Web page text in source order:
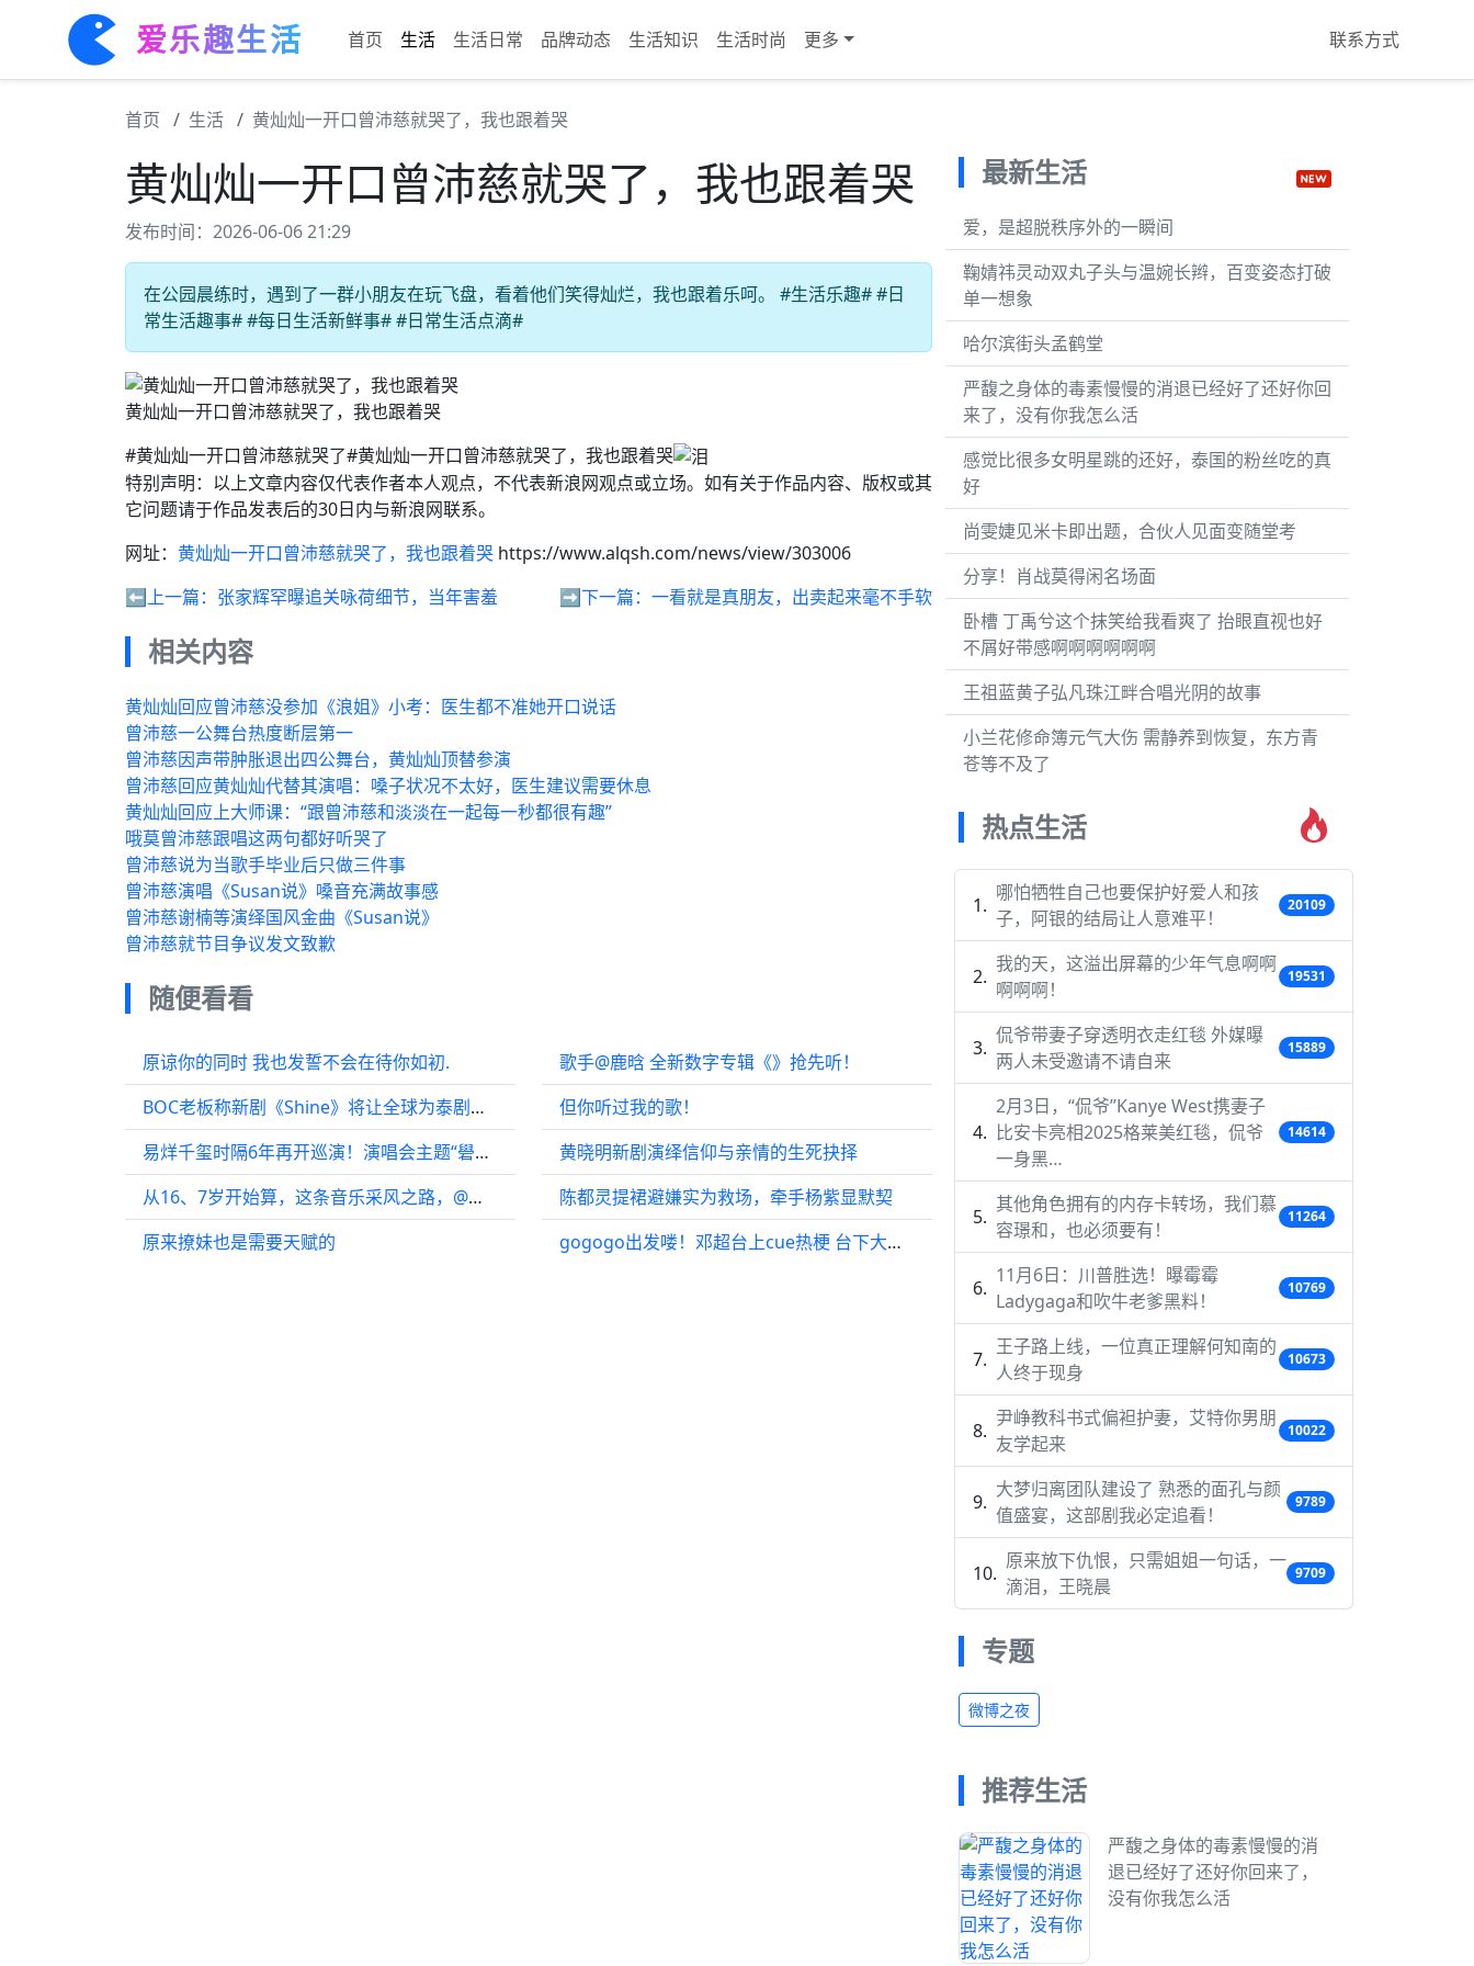
爱乐趣生活 首页 生活 生活日常 品牌动态 生活知识 生活时尚 更多 联系方式
首页 生活 黄灿灿一开口曾沛慈就哭了，我也跟着哭
黄灿灿一开口曾沛慈就哭了，我也跟着哭
发布时间：2026-06-06 21:29
在公园晨练时，遇到了一群小朋友在玩飞盘，看着他们笑得灿烂，我也跟着乐呵。 #生活乐趣# #日
常生活趣事# #每日生活新鲜事# #日常生活点滴#
黄灿灿一开口曾沛慈就哭了，我也跟着哭
#黄灿灿一开口曾沛慈就哭了#黄灿灿一开口曾沛慈就哭了，我也跟着哭
特别声明：以上文章内容仅代表作者本人观点，不代表新浪网观点或立场。如有关于作品内容、版权或其
它问题请于作品发表后的30日内与新浪网联系。
网址： 黄灿灿一开口曾沛慈就哭了，我也跟着哭 https://www.alqsh.com/news/view/303006
⬅️上一篇： 张家辉罕曝追关咏荷细节，当年害羞 ➡️下一篇： 一看就是真朋友，出卖起来毫不手软
相关内容
黄灿灿回应曾沛慈没参加《浪姐》小考：医生都不准她开口说话
曾沛慈一公舞台热度断层第一
曾沛慈因声带肿胀退出四公舞台，黄灿灿顶替参演
曾沛慈回应黄灿灿代替其演唱：嗓子状况不太好，医生建议需要休息
黄灿灿回应上大师课：“跟曾沛慈和淡淡在一起每一秒都很有趣”
哦莫曾沛慈跟唱这两句都好听哭了
曾沛慈说为当歌手毕业后只做三件事
曾沛慈演唱《Susan说》嗓音充满故事感
曾沛慈谢楠等演绎国风金曲《Susan说》
曾沛慈就节目争议发文致歉
随便看看
原谅你的同时 我也发誓不会在待你如初.
BOC老板称新剧《Shine》将让全球为泰剧自豪
易烊千玺时隔6年再开巡演！演唱会主题“礐嶨”，这两个字你认识吗？
从16、7岁开始算，这条音乐采风之路，@谭维维 已经走了20多年
原来撩妹也是需要天赋的
歌手@鹿晗 全新数字专辑《》抢先听！
但你听过我的歌！
黄晓明新剧演绎信仰与亲情的生死抉择
陈都灵提裙避嫌实为救场，牵手杨紫显默契
gogogo出发喽！邓超台上cue热梗 台下大学生秒接
最新生活
爱，是超脱秩序外的一瞬间
鞠婧祎灵动双丸子头与温婉长辫，百变姿态打破
单一想象
哈尔滨街头孟鹤堂
严馥之身体的毒素慢慢的消退已经好了还好你回
来了，没有你我怎么活
感觉比很多女明星跳的还好，泰国的粉丝吃的真
好
尚雯婕见米卡即出题，合伙人见面变随堂考
分享！肖战莫得闲名场面
卧槽 丁禹兮这个抹笑给我看爽了 抬眼直视也好
不屑好带感啊啊啊啊啊啊
王祖蓝黄子弘凡珠江畔合唱光阴的故事
小兰花修命簿元气大伤 需静养到恢复，东方青
苍等不及了
热点生活
哪怕牺牲自己也要保护好爱人和孩
子，阿银的结局让人意难平！
20109
我的天，这溢出屏幕的少年气息啊啊
啊啊啊！
19531
侃爷带妻子穿透明衣走红毯 外媒曝
两人未受邀请不请自来
15889
2月3日，“侃爷”Kanye West携妻子
比安卡亮相2025格莱美红毯，侃爷
一身黑…
14614
其他角色拥有的内存卡转场，我们慕
容璟和，也必须要有！
11264
11月6日：川普胜选！曝霉霉
Ladygaga和吹牛老爹黑料！
10769
王子路上线，一位真正理解何知南的
人终于现身
10673
尹峥教科书式偏袒护妻，艾特你男朋
友学起来
10022
大梦归离团队建设了 熟悉的面孔与颜
值盛宴，这部剧我必定追看！
9789
原来放下仇恨，只需姐姐一句话，一
滴泪，王晓晨
9709
专题
微博之夜
推荐生活
严馥之身体的毒素慢慢的消
退已经好了还好你回来了，
没有你我怎么活